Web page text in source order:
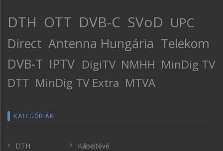
DTH OTT DVB-C SVoD UPC
Direct Antenna Hungária Telekom
DVB-T IPTV DigiTV NMHH MinDig TV
DTT MinDig TV Extra MTVA
KATEGÓRIÁK
DTH Kábeltévé